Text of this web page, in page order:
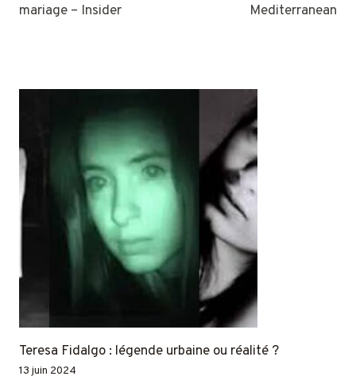
mariage – Insider
Mediterranean
Teresa Fidalgo : légende urbaine ou réalité ?
13 juin 2024